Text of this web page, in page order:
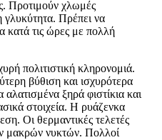
Προτιμούν χλωμές
γλυκύτητα. Πρέπει να
κατά τις ώρες με πολλή
πολιτιστική κληρονομιά.
βύθιση και ισχυρότερα
ξηρά φιστίκια και
στοιχεία. Η ρυάζενκα
Οι θερμαντικές τελετές
μακρών νυκτών. Πολλοί